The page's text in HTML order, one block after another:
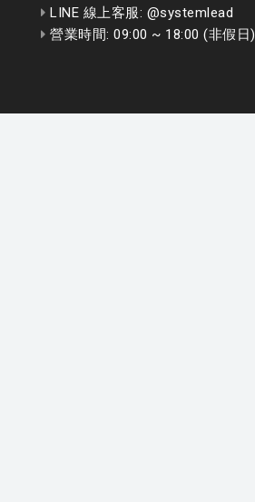
LINE 線上客服: @systemlead
營業時間: 09:00 ~ 18:00 (非假日)